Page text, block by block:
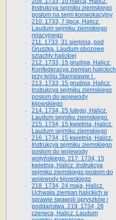
Instrukcya sejmiku ziemskiego
posłom na sejm konwokacyjny
210. 1733, 7 lipca, Halicz.
Laudum sejmiku ziemskiego
relacyjnego
211. 1733, 31 sierpnia, pod
Gruszką. Laudum obozowe
szlachty halickiej
212. 1733, 15 grudnia, Halicz.
Konfederacya ziemian halickich
przy królu Stanisławie I .
213. 1733, 15 grudnia, Halicz.
Instrukcya sejmiku ziemskiego
posłom do wojewody
kijowskiego
214. 1734, 25 lutego, Halicz.
Laudum sejmiku ziemskiego.
215. 1734, 15 kwietnia, Halicz.
Laudum sejmiku ziemskiego
216. 1734, 15 kwietnia, Halicz.
Instrukcya sejmiku ziemskiego
posłom do wojewody
wołyńskiego. 217. 1734, 15
kwietnia, Halicz. Instrukcya
sejmiku ziemskiego posłom do
wojewody kijowskiego
218. 1734, 24 maja, Halicz.
Uchwała ziemian halickich w
sprawie swawoli opryszków i
poddaństwa. 219. 1734, 26
czerwca, Halicz. Laudum